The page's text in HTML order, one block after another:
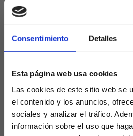
Consentimiento Detalles
Esta página web usa cookies
Las cookies de este sitio web se
el contenido y los anuncios,
sociales y analizar el tráfico.
información sobre el uso que
con el canterano del
que tras una pretemporada
centrocampista en el once
jornada consecutiva.
Corrían los últimos minutos de
el Rayo apretaba, pero nadie
choque fortuito entre Isi y el
terminaría con Bernal
Tras las primeras